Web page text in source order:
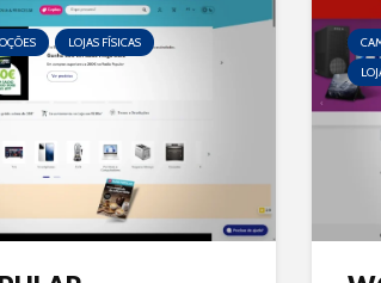
LOJAS FÍSICAS